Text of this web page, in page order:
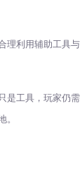
理利用辅助工具
是工具，玩家仍
。